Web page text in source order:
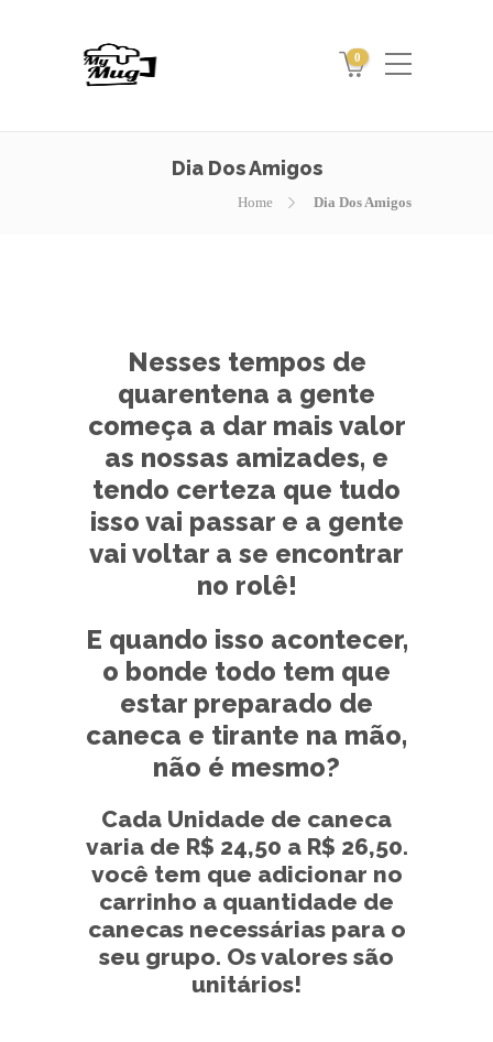
0
Dia Dos Amigos
Home Dia Dos Amigos
Nesses tempos de
quarentena a gente
começa a dar mais valor
as nossas amizades, e
tendo certeza que tudo
isso vai passar e a gente
vai voltar a se encontrar
no rolê!
E quando isso acontecer,
o bonde todo tem que
estar preparado de
caneca e tirante na mão,
não é mesmo?
Cada Unidade de caneca
varia de R$ 24,50 a R$ 26,50.
você tem que adicionar no
carrinho a quantidade de
canecas necessárias para o
seu grupo. Os valores são
unitários!